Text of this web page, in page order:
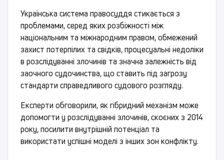
Українська система правосуддя стикається з
проблемами, серед яких розбіжності між
національним та міжнародним правом, обмежений
захист потерпілих та свідків, процесуальні недоліки
в розслідуванні злочинів та значна залежність від
заочного судочинства, що ставить під загрозу
стандарти справедливого судового розгляду.
Експерти обговорили, як гібридний механізм може
допомогти у розслідуванні злочинів, скоєних з 2014
року, посилити внутрішній потенціал та
використати успішні моделі з інших зон конфлікту.